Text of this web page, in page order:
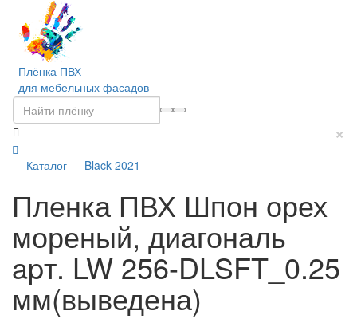
Плёнка ПВХ
для мебельных фасадов
×
— Каталог — Black 2021
Пленка ПВХ Шпон орех
мореный, диагональ
apт. LW 256-DLSFT_0.25
мм(выведена)